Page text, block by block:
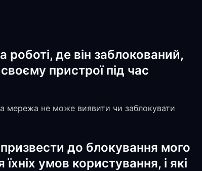
де він заблокований,
пристрої під час
мережа не може виявити чи заблокувати
до блокування мого
умов користування, і які